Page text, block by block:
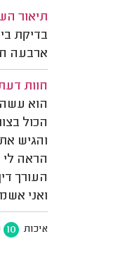
תיאור
בדיקת
ארבעה
חוות
הוא
הכול
והגיש
הראה לי
העורך
ואני
איכות 10